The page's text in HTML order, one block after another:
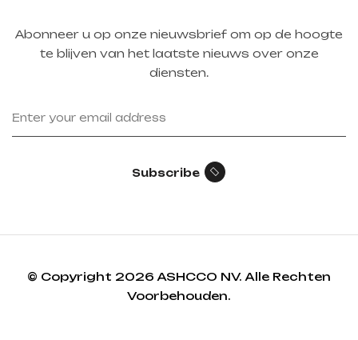
Abonneer u op onze nieuwsbrief om op de hoogte
te blijven van het laatste nieuws over onze
diensten.
Subscribe
© Copyright 2026 ASHCCO NV. Alle Rechten
Voorbehouden.